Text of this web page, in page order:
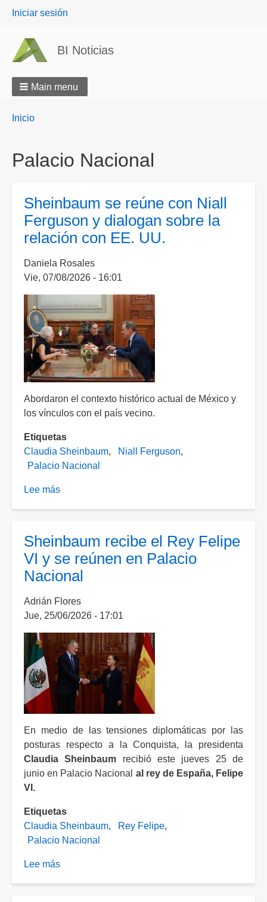
User
Iniciar sesión
BI Noticias
Main menu
Breadcrumbs
You
Inicio
Palacio Nacional
Sheinbaum se reúne con Niall
Ferguson y dialogan sobre la
relación con EE. UU.
Daniela Rosales
Vie, 07/08/2026 - 16:01
Abordaron el contexto histórico actual de México y
los vínculos con el país vecino.
Etiquetas
Claudia Sheinbaum
Niall Ferguson
Palacio Nacional
Lee más
con
Niall
Ferguson
dialogan
sobre
la
relación
con
EE.
UU.
Sheinbaum recibe el Rey Felipe
VI y se reúnen en Palacio
Nacional
Adrián Flores
Jue, 25/06/2026 - 17:01
En medio de las tensiones diplomáticas por las
posturas respecto a la Conquista, la presidenta
Claudia
Sheinbaum recibió este jueves 25 de
junio en Palacio Nacional al rey de España, Felipe
VI.
Etiquetas
Claudia Sheinbaum
Rey Felipe
Palacio Nacional
Lee más